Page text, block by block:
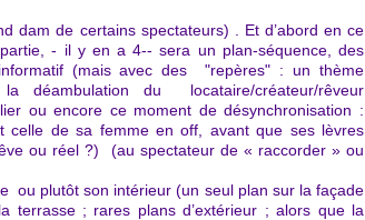
dam de certains spectateurs) . Et d’abord en ce
- il y en a 4-- sera un plan-séquence, des
(mais avec des "repères" : un thème
déambulation du locataire/créateur/rêveur
ou encore ce moment de désynchronisation :
celle de sa femme en off, avant que ses lèvres
ou réel ?) (au spectateur de « raccorder » ou
ou plutôt son intérieur (un seul plan sur la façade
terrasse ; rares plans d’extérieur ; alors que la